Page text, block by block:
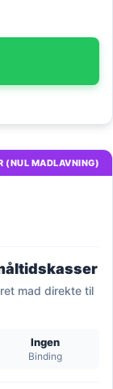
(NUL MADLAVNING)
mad direkte til
Ingen
Binding